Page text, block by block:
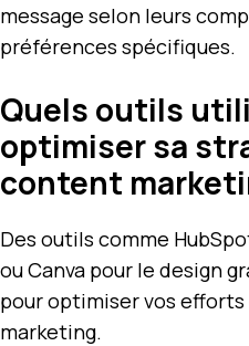
message selon leurs
préférences spécifiques.
Quels outils
optimiser sa
content
Des outils comme
ou Canva pour le design
pour optimiser vos
marketing.